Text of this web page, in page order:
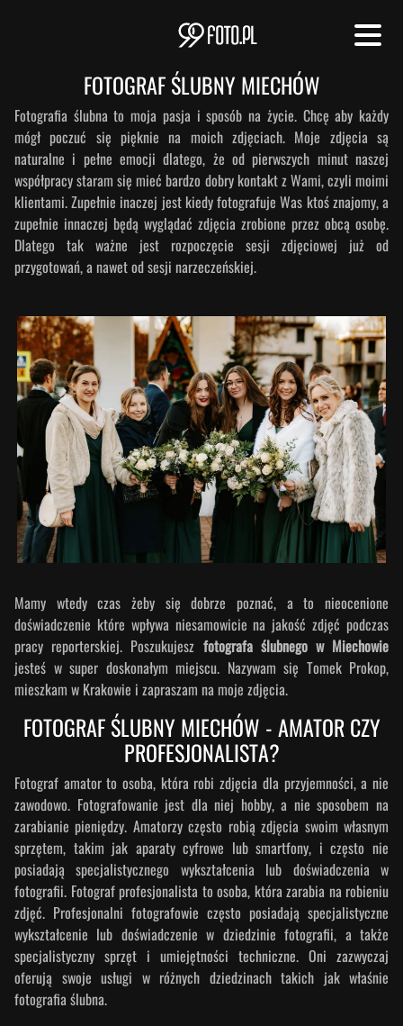
FOTOGRAF ŚLUBNY MIECHÓW
Fotografia ślubna to moja pasja i sposób na życie. Chcę aby każdy
mógł poczuć się pięknie na moich zdjęciach. Moje zdjęcia są
naturalne i pełne emocji dlatego, że od pierwszych minut naszej
współpracy staram się mieć bardzo dobry kontakt z Wami, czyli moimi
klientami. Zupełnie inaczej jest kiedy fotografuje Was ktoś znajomy, a
zupełnie innaczej będą wyglądać zdjęcia zrobione przez obcą osobę.
Dlatego tak ważne jest rozpoczęcie sesji zdjęciowej już od
przygotowań, a nawet od sesji narzeczeńskiej.
Mamy wtedy czas żeby się dobrze poznać, a to nieocenione
doświadczenie które wpływa niesamowicie na jakość zdjęć podczas
pracy reporterskiej. Poszukujesz fotografa ślubnego w Miechowie
jesteś w super doskonałym miejscu. Nazywam się Tomek Prokop,
mieszkam w Krakowie i zapraszam na moje zdjęcia.
FOTOGRAF ŚLUBNY MIECHÓW - AMATOR CZY
PROFESJONALISTA?
Fotograf amator to osoba, która robi zdjęcia dla przyjemności, a nie
zawodowo. Fotografowanie jest dla niej hobby, a nie sposobem na
zarabianie pieniędzy. Amatorzy często robią zdjęcia swoim własnym
sprzętem, takim jak aparaty cyfrowe lub smartfony, i często nie
posiadają specjalistycznego wykształcenia lub doświadczenia w
fotografii. Fotograf profesjonalista to osoba, która zarabia na robieniu
zdjęć. Profesjonalni fotografowie często posiadają specjalistyczne
wykształcenie lub doświadczenie w dziedzinie fotografii, a także
specjalistyczny sprzęt i umiejętności techniczne. Oni zazwyczaj
oferują swoje usługi w różnych dziedzinach takich jak właśnie
fotografia ślubna.